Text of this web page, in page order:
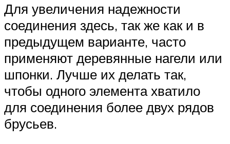
Для увеличения надежности
соединения здесь, так же как и в
предыдущем варианте, часто
применяют деревянные нагели или
шпонки. Лучше их делать так,
чтобы одного элемента хватило
для соединения более двух рядов
брусьев.